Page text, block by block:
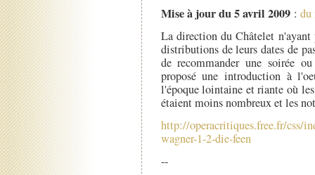
Mise à jour du 5 avril 2009: du
La direction du Châtelet n'ayant
distributions de leurs dates de
de recommander une soirée
proposé une introduction à
l'époque lointaine et riante où
étaient moins nombreux et les
http://operacritiques.free.fr/css/
wagner-1-2-die-feen
--